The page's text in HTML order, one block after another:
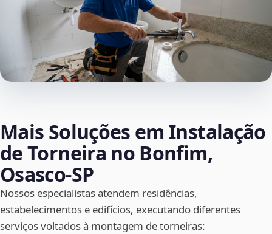
Mais Soluções em Instalação
de Torneira no Bonfim,
Osasco‑SP
Nossos especialistas atendem residências,
estabelecimentos e edifícios, executando diferentes
serviços voltados à montagem de torneiras: